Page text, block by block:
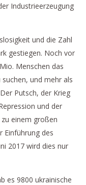
Industrieerzeugung
und die Zahl
gestiegen. Noch vor
Menschen das
und mehr als
Putsch, der Krieg
und der
einem großen
Einführung des
2017 wird dies nur
es 9800 ukrainische